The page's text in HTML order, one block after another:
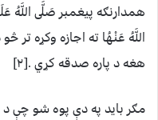
همدارنګه پیغمبر صَلَّى
اللَّهُ عَنْهُا ته اجازه وکړه تر
هغه د پاره صدقه کړي .[۲]
مګر بايد په دې پوه شو چې